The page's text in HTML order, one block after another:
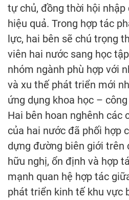
tự chủ, đồng thời hội nhập
hiệu quả. Trong hợp tác
lực, hai bên sẽ chú trọng
viên hai nước sang học
nhóm ngành phù hợp với
và xu thế phát triển mới
ứng dụng khoa học –
Hai bên hoan nghênh các
của hai nước đã phối hợp
dựng đường biên giới trên
hữu nghị, ổn định và hợp
mạnh quan hệ hợp tác
phát triển kinh tế khu vực